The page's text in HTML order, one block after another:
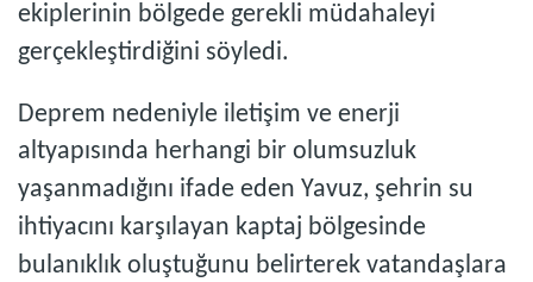
ekiplerinin bölgede gerekli müdahaleyi
gerçekleştirdiğini söyledi.
Deprem nedeniyle iletişim ve enerji
altyapısında herhangi bir olumsuzluk
yaşanmadığını ifade eden Yavuz, şehrin su
ihtiyacını karşılayan kaptaj bölgesinde
bulanıklık oluştuğunu belirterek vatandaşlara